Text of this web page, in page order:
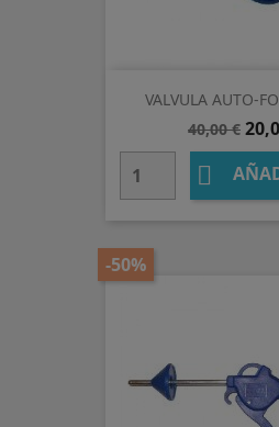
VALVULA AUTO-
Precio
base
40,00 €

-50%